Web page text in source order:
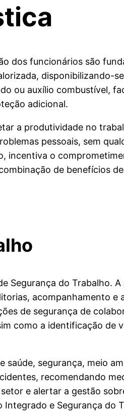
dos funcionários são
disponibilizando-
ou auxílio combustível,
adicional.
a produtividade no
pessoais, sem
incentiva o
de benefícios
Segurança do Trabalho.
acompanhamento e
de segurança de
como a identificação
segurança, meio
recomendando
e alertar a gestão
e Segurança